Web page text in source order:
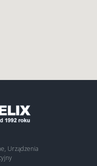
Urządzenia